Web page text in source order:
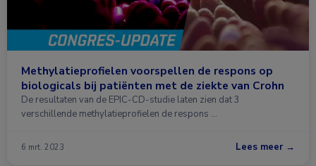
Methylatieprofielen voorspellen de respons op
biologicals bij patiënten met de ziekte van Crohn
De resultaten van de EPIC-CD-studie laten zien dat 3
verschillende methylatieprofielen de respons …
6 mrt. 2023 Lees meer →